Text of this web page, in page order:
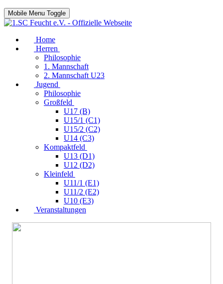
Mobile Menu Toggle
Home
Herren
Philosophie
1. Mannschaft
2. Mannschaft U23
Jugend
Philosophie
Großfeld
U17 (B)
U15/1 (C1)
U15/2 (C2)
U14 (C3)
Kompaktfeld
U13 (D1)
U12 (D2)
Kleinfeld
U11/1 (E1)
U11/2 (E2)
U10 (E3)
Veranstaltungen